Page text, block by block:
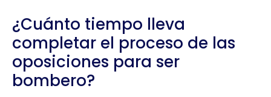
¿Cuánto tiempo lleva
completar el proceso de las
oposiciones para ser
bombero?